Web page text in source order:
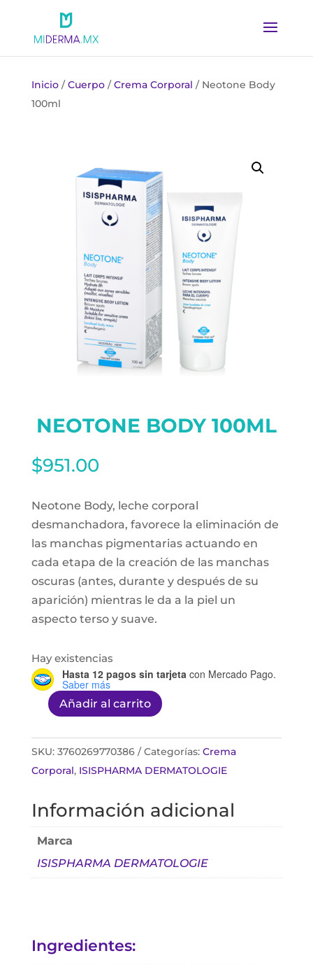
Inicio/Cuerpo/Crema Corporal / Neotone Body
100ml
NEOTONE BODY 100ML
$951.00
Neotone Body, leche corporal
desmanchadora, favorece la eliminación de
las manchas pigmentarias actuando en
cada etapa de la creación de las manchas
oscuras (antes, durante y después de su
aparición) mientras le da a la piel un
aspecto terso y suave.
Hay existencias
Hasta 12 pagos sin tarjetacon Mercado Pago.
Saber más
Neotone
100ml
cantidad
Añadir al carrito
SKU: 3760269770386 Categorías: Crema
Corporal, ISISPHARMA DERMATOLOGIE
Información adicional
Marca
ISISPHARMA DERMATOLOGIE
Ingredientes: